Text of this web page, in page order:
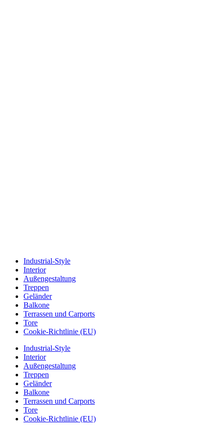
Industrial-Style
Interior
Außengestaltung
Treppen
Geländer
Balkone
Terrassen und Carports
Tore
Cookie-Richtlinie (EU)
Industrial-Style
Interior
Außengestaltung
Treppen
Geländer
Balkone
Terrassen und Carports
Tore
Cookie-Richtlinie (EU)